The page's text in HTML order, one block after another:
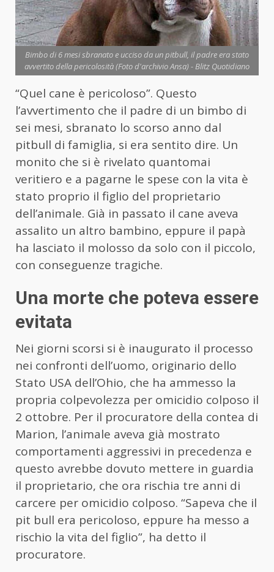
Bimbo di 6 mesi sbranato e ucciso da un pitbull, il padre era stato
avvertito della pericolosità (Foto d'archivio Ansa) - Blitz Quotidiano
“Quel cane è pericoloso”. Questo
l’avvertimento che il padre di un bimbo di
sei mesi, sbranato lo scorso anno dal
pitbull di famiglia, si era sentito dire. Un
monito che si è rivelato quantomai
veritiero e a pagarne le spese con la vita è
stato proprio il figlio del proprietario
dell’animale. Già in passato il cane aveva
assalito un altro bambino, eppure il papà
ha lasciato il molosso da solo con il piccolo,
con conseguenze tragiche.
Una morte che poteva essere
evitata
Nei giorni scorsi si è inaugurato il processo
nei confronti dell’uomo, originario dello
Stato USA dell’Ohio, che ha ammesso la
propria colpevolezza per omicidio colposo il
2 ottobre. Per il procuratore della contea di
Marion, l’animale aveva già mostrato
comportamenti aggressivi in precedenza e
questo avrebbe dovuto mettere in guardia
il proprietario, che ora rischia tre anni di
carcere per omicidio colposo. “Sapeva che il
pit bull era pericoloso, eppure ha messo a
rischio la vita del figlio”, ha detto il
procuratore.